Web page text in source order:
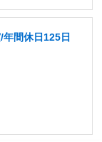
間休日125日